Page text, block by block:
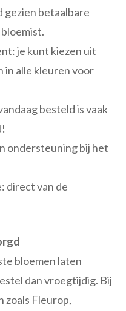
gezien betaalbare
bloemist.
je kunt kiezen uit
alle kleuren voor
besteld is vaak
ondersteuning bij het
direct van de
bloemen laten
dan vroegtijdig. Bij
zoals Fleurop,